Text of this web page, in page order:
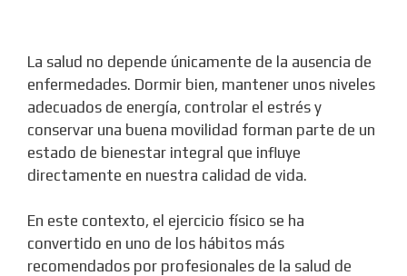
La salud no depende únicamente de la ausencia de
enfermedades. Dormir bien, mantener unos niveles
adecuados de energía, controlar el estrés y
conservar una buena movilidad forman parte de un
estado de bienestar integral que influye
directamente en nuestra calidad de vida.
En este contexto, el ejercicio físico se ha
convertido en uno de los hábitos más
recomendados por profesionales de la salud de